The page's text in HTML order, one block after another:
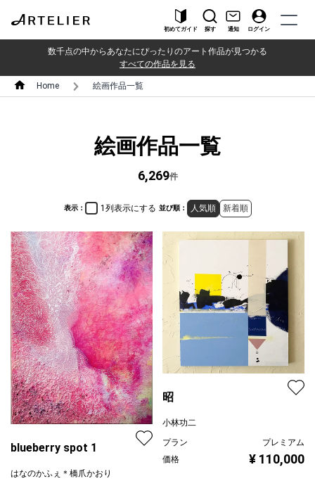
初めてガイド 探す 通知 ログイン
数千点の中からあなたにぴったりのアート作品が見つかる
すべての作品を見る
Home 絵画作品一覧
絵画作品一覧
6,269件
表示： 1列表示にする 並び順： 人気順 新着順
blueberry spot 1
はなのかふぇ＊橋爪かおり
昭
小林功二
プラン
プレミアム
価格
¥ 110,000